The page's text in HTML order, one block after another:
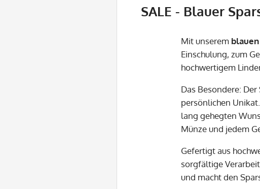
SALE - Blauer
Mit unserem
Einschulung, zum
hochwertigem
Das Besondere:
persönlichen
lang gehegten
Münze und jedem
Gefertigt aus
sorgfältige
und macht den